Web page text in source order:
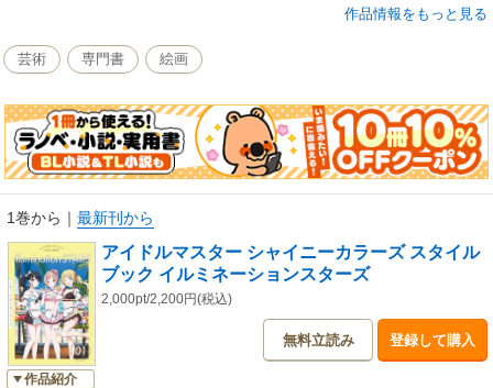
「アイドルマスター シャイニーカラーズ」より初のユニット別スタイルブ
海外リゾートビーチでの撮り下ろし表紙に、アイドルのことをもっと知れ
る10の質問、バッグの中身紹介、アイドルたちとプライべートで親しい関
お届け！
この1冊にたくさんのコメティックの魅力をぎゅっと詰めこみました！
※電子書籍版は、CD特典および音源ダウンロードには対応しません。
作品情報をもっと見る
芸術 専門書 絵画
1巻から ｜ 最新刊から
作品紹介
アイドルマスター シャイニーカラーズ スタイル
ブック イルミネーションスターズ
2,000pt/2,200円(税込)
無料立読み 登録して購入